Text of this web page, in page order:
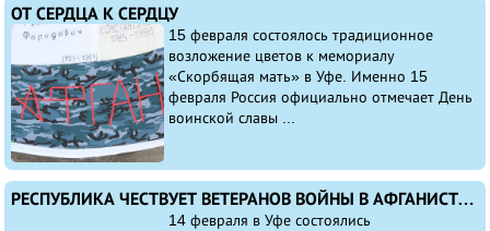
ОТ СЕРДЦА К СЕРДЦУ
15 февраля состоялось традиционное
возложение цветов к мемориалу
«Скорбящая мать» в Уфе. Именно 15
февраля Россия официально отмечает День
воинской славы ...
РЕСПУБЛИКА ЧЕСТВУЕТ ВЕТЕРАНОВ ВОЙНЫ В АФГАНИСТАНЕ
14 февраля в Уфе состоялись